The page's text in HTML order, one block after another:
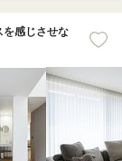
を感じさせな